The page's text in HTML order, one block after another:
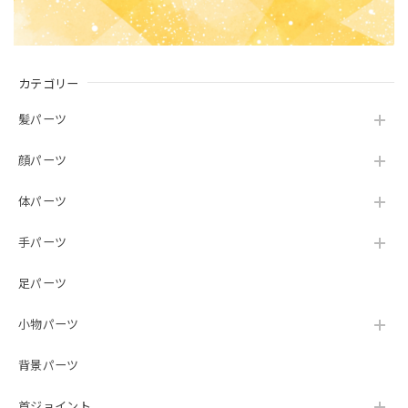
カテゴリー
髪パーツ
顔パーツ
体パーツ
手パーツ
足パーツ
小物パーツ
背景パーツ